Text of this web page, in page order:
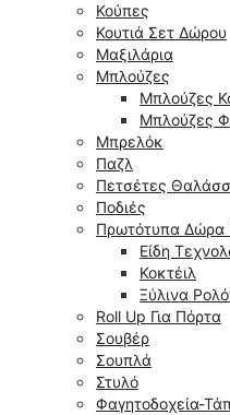
Κούπες
Κουτιά Σετ Δώρου
Μαξιλάρια
Μπλούζες
Μπλούζες
Μπλούζες
Μπρελόκ
Παζλ
Πετσέτες
Ποδιές
Πρωτότυπα Δώρα
Είδη
Κοκτέιλ
Ξύλινα
Roll Up Για Πόρτα
Σουβέρ
Σουπλά
Στυλό
Φαγητοδοχεία-